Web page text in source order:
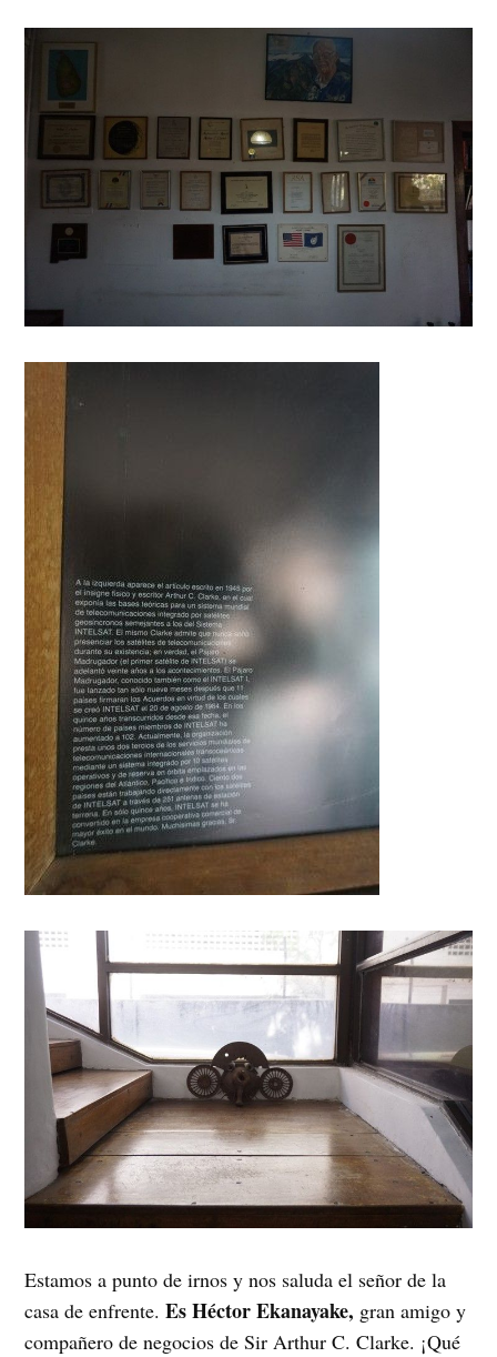
Estamos a punto de irnos y nos saluda el señor de la
casa de enfrente.Es Héctor Ekanayake, gran amigo y
compañero de negocios de Sir Arthur C. Clarke. ¡Qué